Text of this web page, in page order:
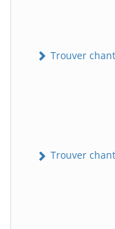
Trouver
Trouver